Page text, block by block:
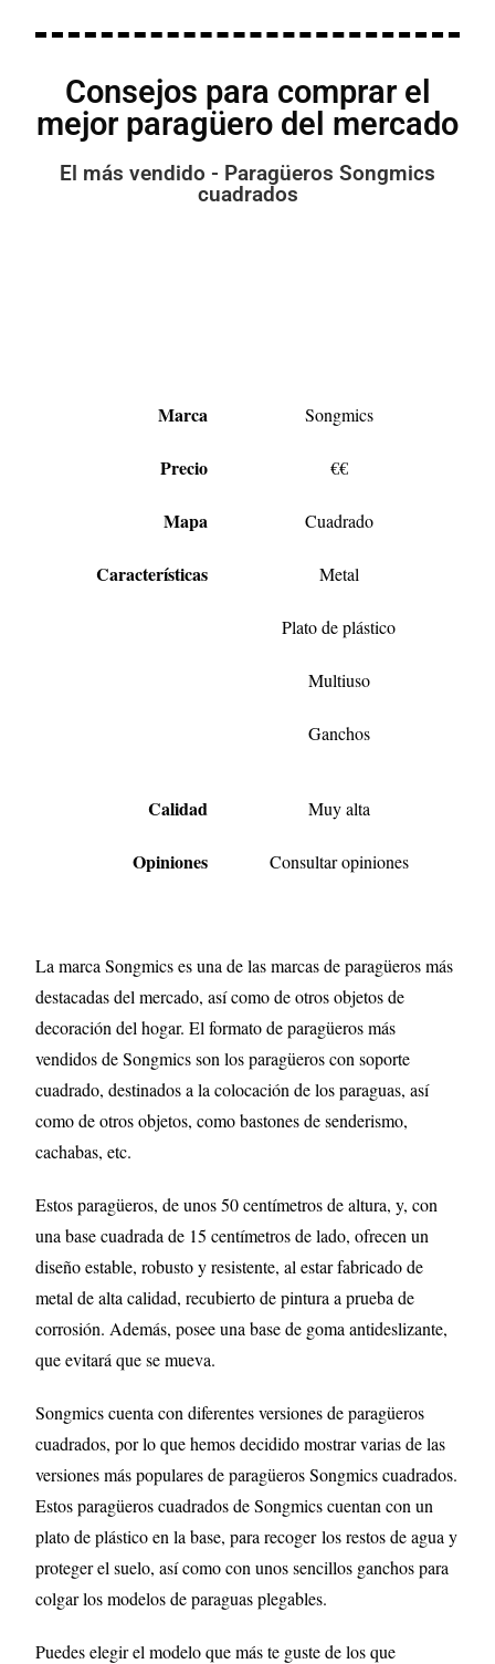
Consejos para comprar el
mejor paragüero del mercado
El más vendido - Paragüeros Songmics
cuadrados
Marca Songmics
Precio €€
Mapa Cuadrado
Características Metal
Plato de plástico
Multiuso
Ganchos
Calidad Muy alta
Opiniones Consultar opiniones
La marca Songmics es una de las marcas de paragüeros más
destacadas del mercado, así como de otros objetos de
decoración del hogar. El formato de paragüeros más
vendidos de Songmics son los paragüeros con soporte
cuadrado, destinados a la colocación de los paraguas, así
como de otros objetos, como bastones de senderismo,
cachabas, etc.
Estos paragüeros, de unos 50 centímetros de altura, y, con
una base cuadrada de 15 centímetros de lado, ofrecen un
diseño estable, robusto y resistente, al estar fabricado de
metal de alta calidad, recubierto de pintura a prueba de
corrosión. Además, posee una base de goma antideslizante,
que evitará que se mueva.
Songmics cuenta con diferentes versiones de paragüeros
cuadrados, por lo que hemos decidido mostrar varias de las
versiones más populares de paragüeros Songmics cuadrados.
Estos paragüeros cuadrados de Songmics cuentan con un
plato de plástico en la base, para recogerlos restos de agua y
proteger el suelo, así como con unos sencillos ganchos para
colgar los modelos de paraguas plegables.
Puedes elegir el modelo que más te guste de los que